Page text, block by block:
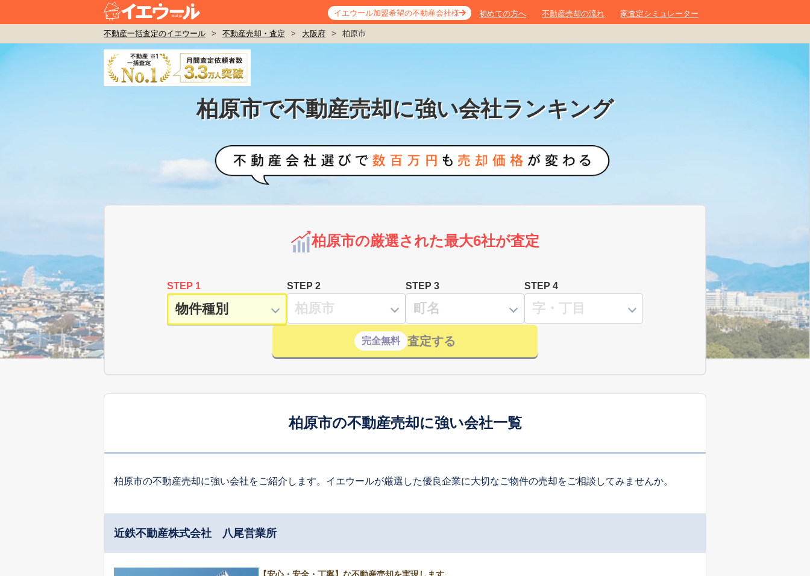
イエウール加盟希望の不動産会社様 初めての方へ 不動産売却の流れ 家査定シミュレーター
不動産一括査定のイエウール > 不動産売却・査定 > 大阪府 > 柏原市
柏原市で不動産売却に強い会社ランキング
柏原市の厳選された最大6社が査定
STEP 1 STEP 2 STEP 3 STEP 4
完全無料 査定する
柏原市の不動産売却に強い会社一覧
柏原市の不動産売却に強い会社をご紹介します。イエウールが厳選した優良企業に大切なご物件の売却をご相談してみませんか。
近鉄不動産株式会社 八尾営業所